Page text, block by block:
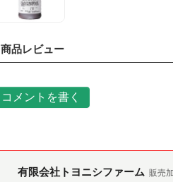
商品レビュー
コメントを書く
有限会社トヨニシファーム 販売